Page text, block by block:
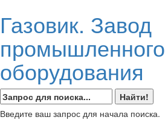
Газовик. Завод
промышленного
оборудования
Введите ваш запрос для начала поиска.